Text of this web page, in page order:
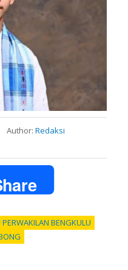
Author: Redaksi
PERWAKILAN BENGKULU